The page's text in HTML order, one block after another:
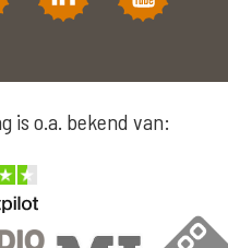
is o.a. bekend van: